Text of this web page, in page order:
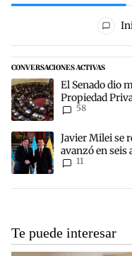
Todos los
CONVERSACIONES ACTIVAS
Este listado muestra los
Un artículo de tendencia
El Senado dio
Propiedad
Ley del Manejo
58
Un artículo de tendencia
Javier Milei se
avanzó en seis
11